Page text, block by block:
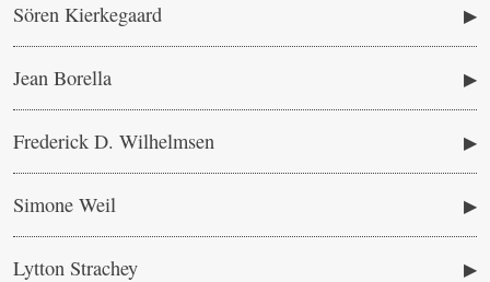
Sören Kierkegaard
Jean Borella
Frederick D. Wilhelmsen
Simone Weil
Lytton Strachey